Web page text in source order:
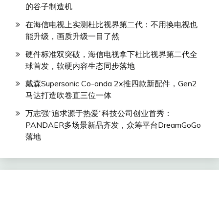
的谷子制造机
在海信电视上实测杜比视界第二代：不用换电视也
能升级，画质升级一目了然
硬件标准双突破，海信电视拿下杜比视界第二代全
球首发，软硬内容生态同步落地
戴森Supersonic Co-anda 2x推四款新配件，Gen2
马达打造吹卷直三位一体
万志强“追求源于热爱”科技公司创业首秀：
PANDAER多场景新品齐发，众筹平台DreamGoGo
落地